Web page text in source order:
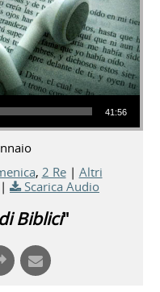
41:56
, 2 Re| Altri
| Scarica Audio
Biblici"